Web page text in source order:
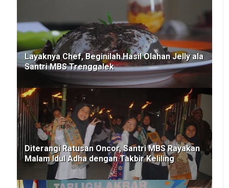
Layaknya Chef, Beginilah Hasil Olahan Jelly ala
Santri MBS Trenggalek
Diterangi Ratusan Oncor, Santri MBS Rayakan
Malam Idul Adha dengan Takbir Keliling